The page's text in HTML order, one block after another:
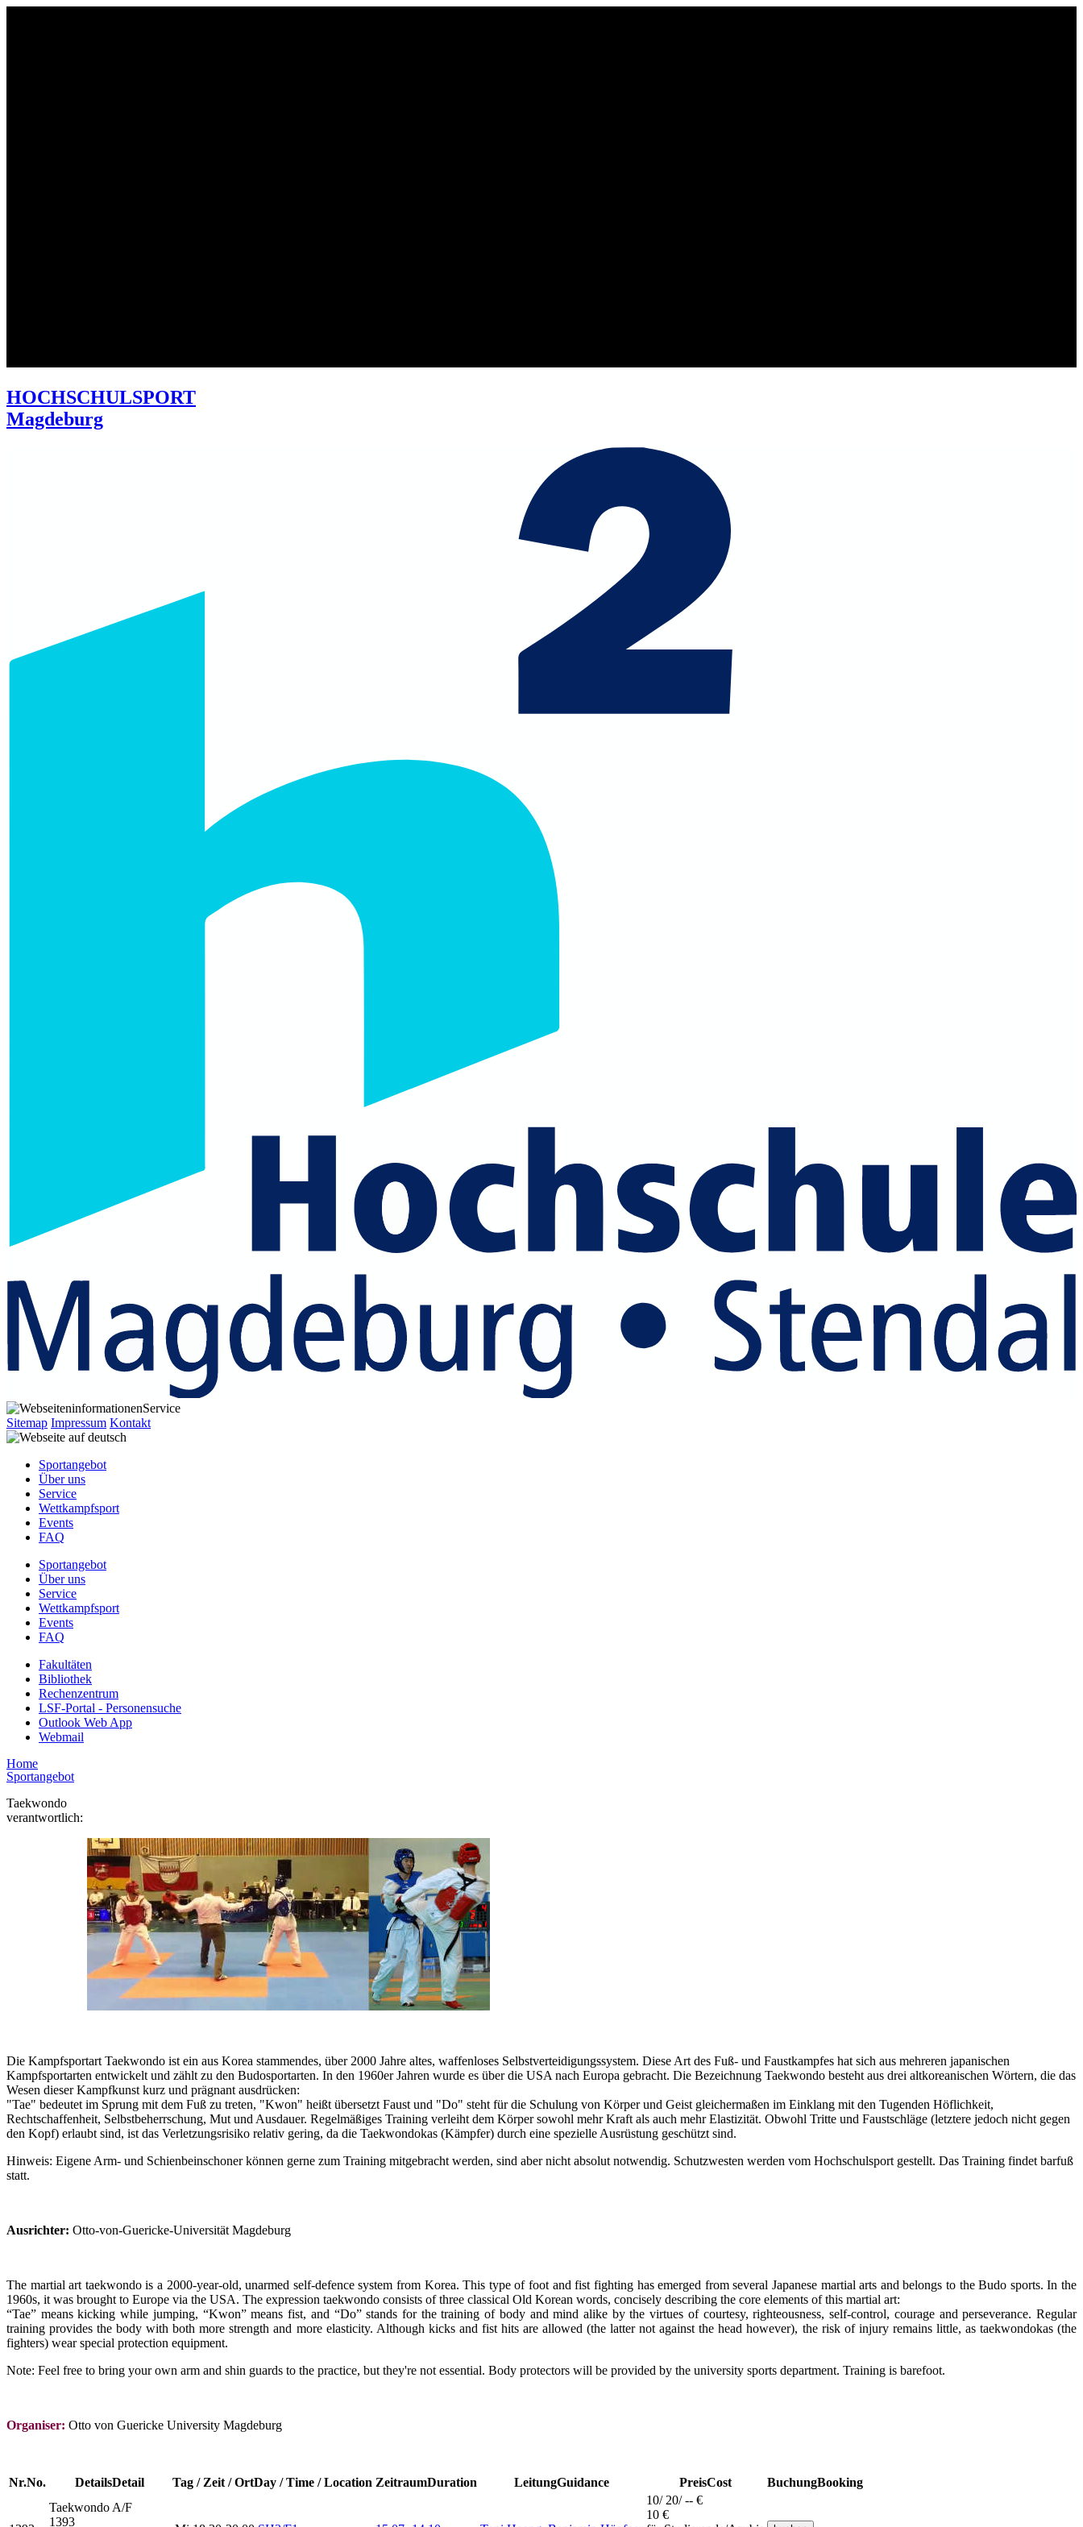
HOCHSCHULSPORT
Magdeburg
Service
Sitemap Impressum Kontakt
Sportangebot
Über uns
Service
Wettkampfsport
Events
FAQ
Sportangebot
Über uns
Service
Wettkampfsport
Events
FAQ
Fakultäten
Bibliothek
Rechenzentrum
LSF-Portal - Personensuche
Outlook Web App
Webmail
Home
Sportangebot
Taekwondo
verantwortlich:
Die Kampfsportart Taekwondo ist ein aus Korea stammendes, über 2000 Jahre altes, waffenloses Selbstverteidigungssystem. Diese Art des Fuß- und Faustkampfes hat sich aus mehreren japanischen
Kampfsportarten entwickelt und zählt zu den Budosportarten. In den 1960er Jahren wurde es über die USA nach Europa gebracht. Die Bezeichnung Taekwondo besteht aus drei altkoreanischen Wörtern, die das
Wesen dieser Kampfkunst kurz und prägnant ausdrücken:
"Tae" bedeutet im Sprung mit dem Fuß zu treten, "Kwon" heißt übersetzt Faust und "Do" steht für die Schulung von Körper und Geist gleichermaßen im Einklang mit den Tugenden Höflichkeit,
Rechtschaffenheit, Selbstbeherrschung, Mut und Ausdauer. Regelmäßiges Training verleiht dem Körper sowohl mehr Kraft als auch mehr Elastizität. Obwohl Tritte und Faustschläge (letztere jedoch nicht gegen
den Kopf) erlaubt sind, ist das Verletzungsrisiko relativ gering, da die Taekwondokas (Kämpfer) durch eine spezielle Ausrüstung geschützt sind.
Hinweis: Eigene Arm- und Schienbeinschoner können gerne zum Training mitgebracht werden, sind aber nicht absolut notwendig. Schutzwesten werden vom Hochschulsport gestellt. Das Training findet barfuß
statt.
Ausrichter: Otto-von-Guericke-Universität Magdeburg
The martial art taekwondo is a 2000-year-old, unarmed self-defence system from Korea. This type of foot and fist fighting has emerged from several Japanese martial arts and belongs to the Budo sports. In the
1960s, it was brought to Europe via the USA. The expression taekwondo consists of three classical Old Korean words, concisely describing the core elements of this martial art:
“Tae” means kicking while jumping, “Kwon” means fist, and “Do” stands for the training of body and mind alike by the virtues of courtesy, righteousness, self-control, courage and perseverance. Regular
training provides the body with both more strength and more elasticity. Although kicks and fist hits are allowed (the latter not against the head however), the risk of injury remains little, as taekwondokas (the
fighters) wear special protection equipment.
Note: Feel free to bring your own arm and shin guards to the practice, but they're not essential. Body protectors will be provided by the university sports department. Training is barefoot.
Organiser: Otto von Guericke University Magdeburg
Nr.No. DetailsDetail Tag / Zeit / OrtDay / Time / Location ZeitraumDuration LeitungGuidance PreisCost BuchungBooking
Taekwondo A/F
1393
10/ 20/ -- €
10 €